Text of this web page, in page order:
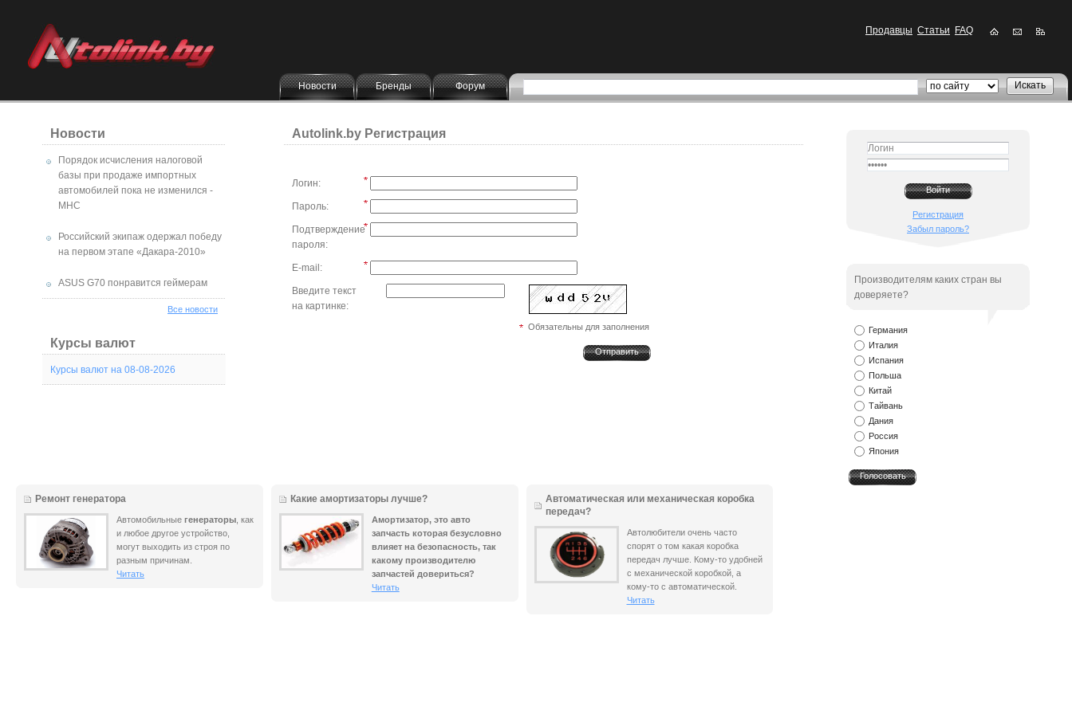
Продавцы Статьи FAQ
Новости Бренды Форум
Новости
Порядок исчисления налоговой
базы при продаже импортных
автомобилей пока не изменился -
МНС
Российский экипаж одержал победу
на первом этапе «Дакара-2010»
ASUS G70 понравится геймерам
Все новости
Курсы валют
Курсы валют на 08-08-2026
Регистрация
Забыл пароль?
Производителям каких стран вы
доверяете?
Германия
Италия
Испания
Польша
Китай
Тайвань
Дания
Россия
Япония
Autolink.by Регистрация
Логин:
Пароль:
Подтверждение
пароля:
E-mail:
Введите текст
на картинке:
Обязательны для заполнения
Ремонт генератора
Автомобильные генераторы , как
и любое другое устройство,
могут выходить из строя по
разным причинам.
Читать
Какие амортизаторы лучше?
Амортизатор, это авто
запчасть которая безусловно
влияет на безопасность, так
какому производителю
запчастей довериться?
Читать
Автоматическая или механическая коробка
передач?
Автолюбители очень часто
спорят о том какая коробка
передач лучше. Кому-то удобней
с механической коробкой, а
кому-то с автоматической.
Читать